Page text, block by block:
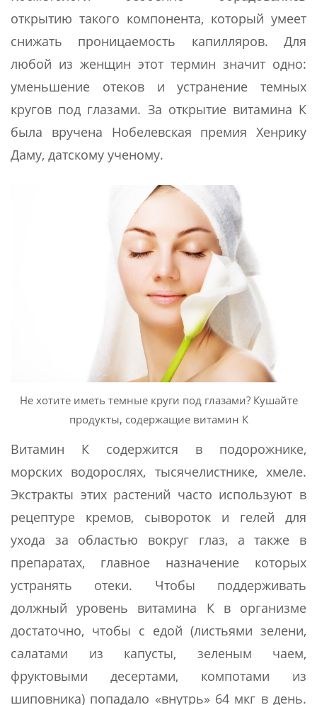
открытию такого компонента, который умеет
снижать проницаемость капилляров. Для
любой из женщин этот термин значит одно:
уменьшение отеков и устранение темных
кругов под глазами. За открытие витамина К
была вручена Нобелевская премия Хенрику
Даму, датскому ученому.
Не хотите иметь темные круги под глазами? Кушайте
продукты, содержащие витамин К
Витамин К содержится в подорожнике,
морских водорослях, тысячелистнике, хмеле.
Экстракты этих растений часто используют в
рецептуре кремов, сывороток и гелей для
ухода за областью вокруг глаз, а также в
препаратах, главное назначение которых
устранять отеки. Чтобы поддерживать
должный уровень витамина К в организме
достаточно, чтобы с едой (листьями зелени,
салатами из капусты, зеленым чаем,
фруктовыми десертами, компотами из
шиповника) попадало «внутрь» 64 мкг в день.